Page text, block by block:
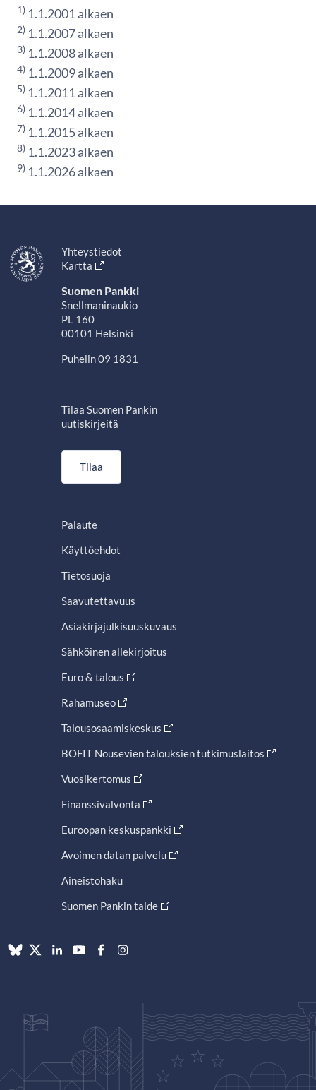
1) 1.1.2001 alkaen
2) 1.1.2007 alkaen
3) 1.1.2008 alkaen
4) 1.1.2009 alkaen
5) 1.1.2011 alkaen
6) 1.1.2014 alkaen
7) 1.1.2015 alkaen
8) 1.1.2023 alkaen
9) 1.1.2026 alkaen
Yhteystiedot
Kartta
Suomen Pankki
Snellmaninaukio
PL 160
00101 Helsinki
Puhelin 09 1831
Tilaa Suomen Pankin
uutiskirjeitä
Tilaa
Palaute
Käyttöehdot
Tietosuoja
Saavutettavuus
Asiakirjajulkisuuskuvaus
Sähköinen allekirjoitus
Euro & talous
Rahamuseo
Talousosaamiskeskus
BOFIT Nousevien talouksien tutkimuslaitos
Vuosikertomus
Finanssivalvonta
Euroopan keskuspankki
Avoimen datan palvelu
Aineistohaku
Suomen Pankin taide